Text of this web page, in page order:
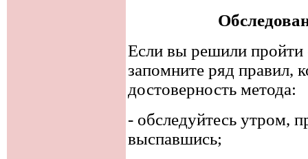
Если вы решили
запомните ряд правил,
достоверность метода:
- обследуйтесь утром,
выспавшись;